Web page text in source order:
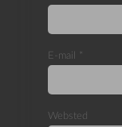
E-mail *
Websted